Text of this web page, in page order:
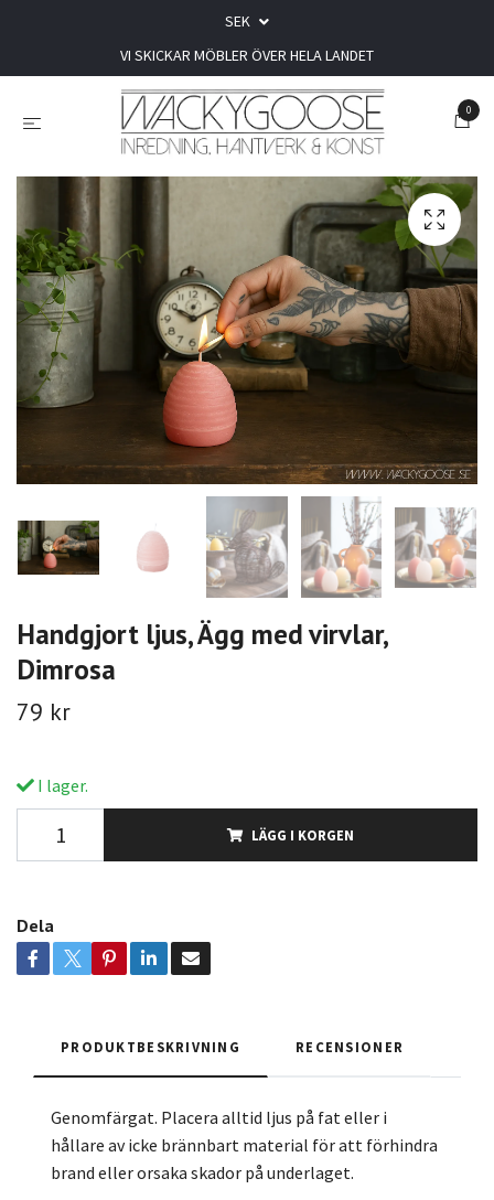
SEK
VI SKICKAR MÖBLER ÖVER HELA LANDET
0
Handgjort ljus, Ägg med virvlar,
Dimrosa
79 kr
I lager.
LÄGG I KORGEN
Dela
PRODUKTBESKRIVNING RECENSIONER
Genomfärgat. Placera alltid ljus på fat eller i
hållare av icke brännbart material för att förhindra
brand eller orsaka skador på underlaget.